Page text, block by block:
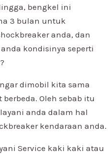
bengkel ini
3 bulan untuk
anda, dan
kondisinya seperti
dimobil kita sama
Oleh sebab itu
anda dalam hal
kendaraan anda.
Service kaki kaki atau